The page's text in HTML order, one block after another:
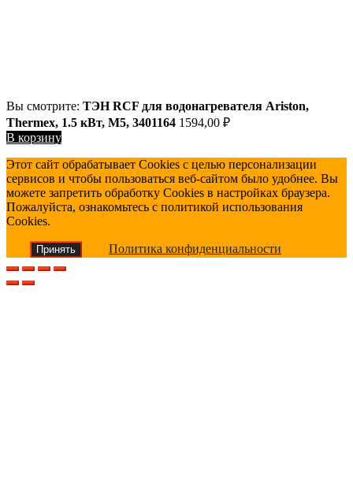
Вы смотрите: ТЭН RCF для водонагревателя Ariston,
Thermex, 1.5 кВт, М5, 3401164 1594,00 ₽
В корзину
Этот сайт обрабатывает Cookies с целью персонализации
сервисов и чтобы пользоваться веб-сайтом было удобнее. Вы
можете запретить обработку Cookies в настройках браузера.
Пожалуйста, ознакомьтесь с политикой использования
Cookies.
Принять Политика конфиденциальности